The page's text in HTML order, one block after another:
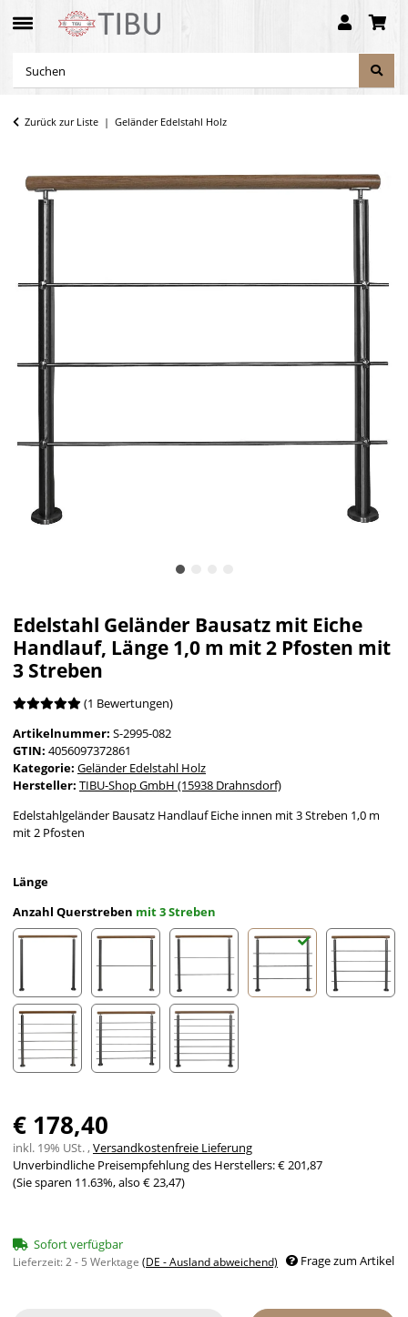
Zurück zur Liste Geländer Edelstahl Holz
Edelstahl Geländer Bausatz mit Eiche
Handlauf, Länge 1,0 m mit 2 Pfosten mit
3 Streben
(1 Bewertungen)
Artikelnummer: S-2995-082
GTIN: 4056097372861
Kategorie: Geländer Edelstahl Holz
Hersteller: TIBU-Shop GmbH (15938 Drahnsdorf)
Edelstahlgeländer Bausatz Handlauf Eiche innen mit 3 Streben 1,0 m
mit 2 Pfosten
Länge
Anzahl Querstreben mit 3 Streben
ohne Streben mit 1 Strebe mit 2 Streben
€ 178,40
inkl. 19% USt. ,Versandkostenfreie Lieferung
Unverbindliche Preisempfehlung des Herstellers:€ 201,87
(Sie sparen 11.63%, also € 23,47)
Sofort verfügbar
Lieferzeit:2 - 5 Werktage (DE - Ausland abweichend) Frage zum Artikel